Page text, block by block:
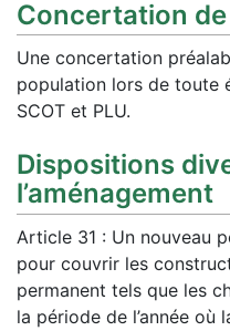
Concertation
Une concertation
population lors de toute
SCOT et PLU.
Dispositions
l’aménagement
Article 31 : Un nouveau
pour couvrir les
permanent tels que les
la période de l’année